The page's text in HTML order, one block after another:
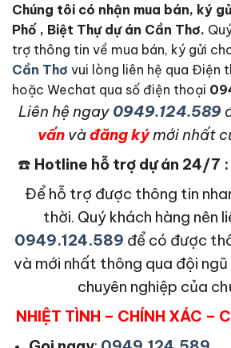
Chúng tôi có nhận mua bán, ký
Phố , Biệt Thự dự án Cần Thơ.
trợ thông tin về mua bán, ký gửi
Cần Thơ vui lòng liên hệ qua Điện
hoặc Wechat qua số điện thoại
Liên hệ ngay 0949.124.589
vấn vàđăng kýmới nhất
☎️ Hotline hỗ trợ dự án 24/7 :
Để hỗ trợ được thông tin
thời. Quý khách hàng nên
0949.124.589 để có được
và mới nhất thông qua đội ngũ
chuyên nghiệp của
NHIỆT TÌNH – CHÍNH XÁC –